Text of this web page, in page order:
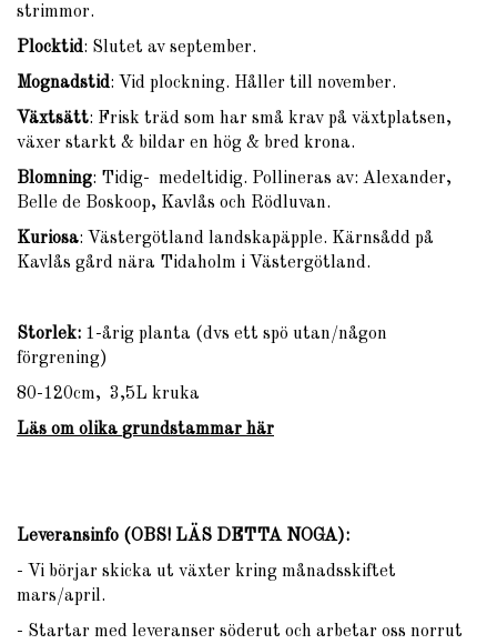
strimmor.
Plocktid: Slutet av september.
Mognadstid: Vid plockning. Håller till november.
Växtsätt: Frisk träd som har små krav på växtplatsen,
växer starkt & bildar en hög & bred krona.
Blomning: Tidig- medeltidig. Pollineras av: Alexander,
Belle de Boskoop, Kavlås och Rödluvan.
Kuriosa: Västergötland landskapäpple. Kärnsådd på
Kavlås gård nära Tidaholm i Västergötland.
Storlek: 1-årig planta (dvs ett spö utan/någon
förgrening)
80-120cm, 3,5L kruka
Läs om olika grundstammar här
Leveransinfo (OBS! LÄS DETTA NOGA):
- Vi börjar skicka ut växter kring månadsskiftet
mars/april.
- Startar med leveranser söderut och arbetar oss norrut